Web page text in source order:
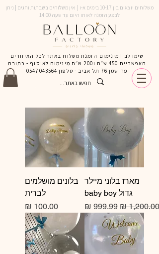
משלוחים יוצאים בין 10-17 בימים א-ו | אין משלוחים בשבתות וחגים | ניתן
לבצע הזמנה לאותו היום עד שעה 14:00
שימו לב ! מינימום הזמנת משלוח באתר לכל האיזורים
האפשריים 450 ש״ח ו200 ש״ח מינימום לאיסוף - כתובת
פרישמן 76 תל אביב - טלפון
0547043564
מארז בלוני מיילר
גדול baby boy
מחיר רגיל
מחיר מבצע
בלונים מושלמים
לברית
מחיר